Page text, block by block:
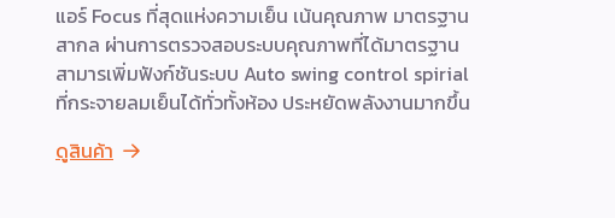
แอร์ Focus ที่สุดแห่งความเย็น เน้นคุณภาพ มาตรฐาน
สากล ผ่านการตรวจสอบระบบคุณภาพที่ได้มาตรฐาน
สามารเพิ่มฟังก์ชันระบบ Auto swing control spirial
ที่กระจายลมเย็นได้ทั่วทั้งห้อง ประหยัดพลังงานมากขึ้น
ดูสินค้า